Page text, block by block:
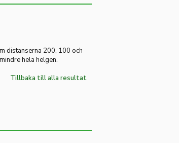
distanserna 200, 100 och
hela helgen.
Tillbaka till alla resultat